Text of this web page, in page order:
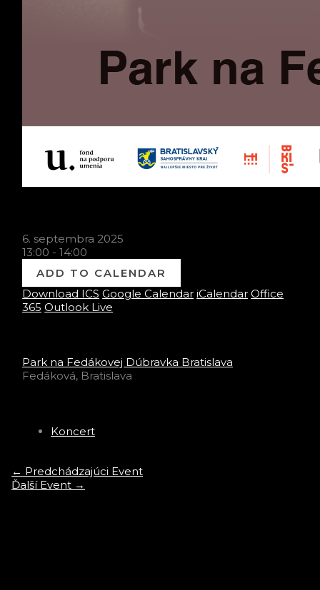
6. septembra 2025
13:00 - 14:00
ADD TO CALENDAR
Download ICS Google Calendar iCalendar Office
365 Outlook Live
Park na Fedákovej Dúbravka Bratislava
Fedáková, Bratislava
Koncert
← Predchádzajúci Event
Ďalší Event →